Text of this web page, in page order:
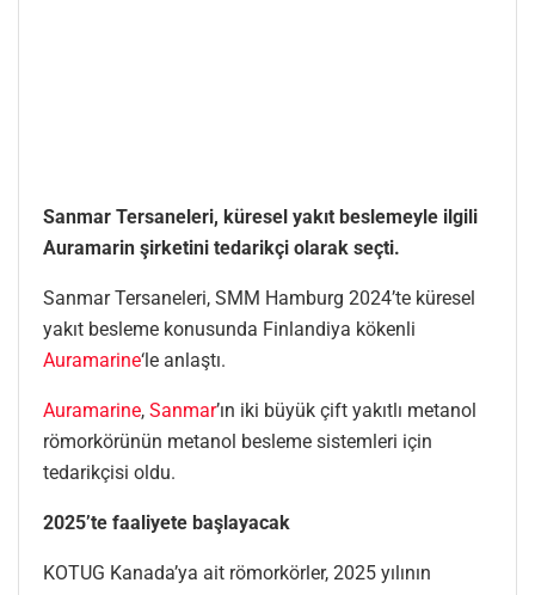
Sanmar Tersaneleri, küresel yakıt beslemeyle ilgili
Auramarin şirketini tedarikçi olarak seçti.
Sanmar Tersaneleri, SMM Hamburg 2024’te küresel
yakıt besleme konusunda Finlandiya kökenli
Auramarine‘le anlaştı.
Auramarine, Sanmar’ın iki büyük çift yakıtlı metanol
römorkörünün metanol besleme sistemleri için
tedarikçisi oldu.
2025’te faaliyete başlayacak
KOTUG Kanada’ya ait römorkörler, 2025 yılının